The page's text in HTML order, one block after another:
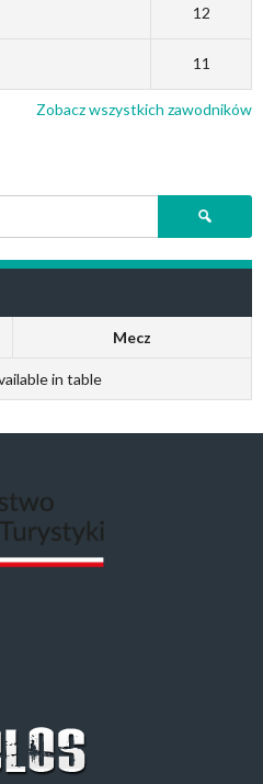
12
11
Zobacz wszystkich zawodników
Szukaj:
Mecz
in table